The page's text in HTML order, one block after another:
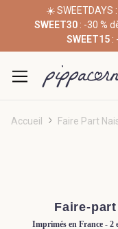
☀️ SWEETDAYS :
SWEET30: -30 %
SWEET15 :
Accueil Faire Part
Faire-
Imprimés en France - 2